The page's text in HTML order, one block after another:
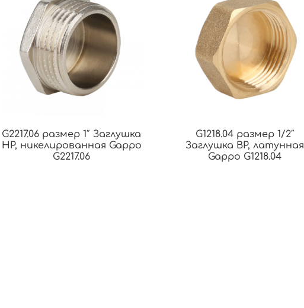
G2217.06 размер 1″ Заглушка
НР, никелированная Gappo
G2217.06
G1218.04 размер 1/2″
Заглушка ВР, латунная
Gappo G1218.04